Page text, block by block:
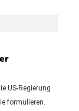
US-Regierung
formulieren.